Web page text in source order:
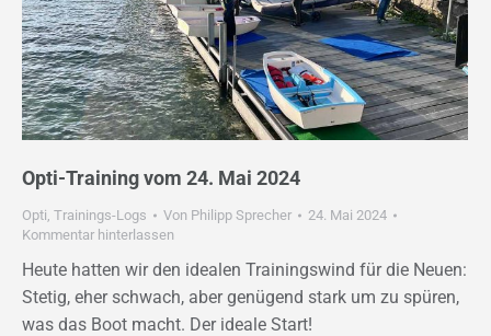
Opti-Training vom 24. Mai 2024
Opti Trainings-Logs Von Philipp Sprecher
24. Mai 2024
Kommentar hinterlassen
Heute hatten wir den idealen Trainingswind für die Neuen:
Stetig, eher schwach, aber genügend stark um zu spüren,
was das Boot macht. Der ideale Start!